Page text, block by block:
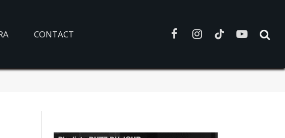
CONTACT FacebookInstagramTikTokYouTube